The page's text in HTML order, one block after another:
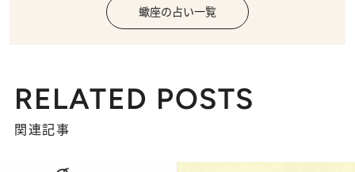
蠍座の占い一覧
RELATED POSTS
関連記事